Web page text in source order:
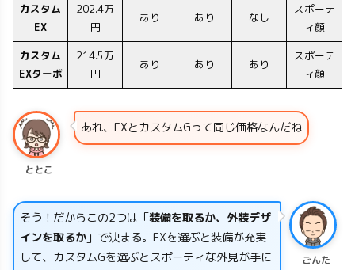
カスタム
EX
202.4万
円
あり あり なし
スポーテ
ィ顔
カスタム
EXターボ
214.5万
円
あり あり あり
スポーテ
ィ顔
ととこ
あれ、EXとカスタムGって同じ価格なんだね
ごんた
そう！だからこの2つは「装備を取るか、外装デザ
インを取るか 」で決まる。EXを選ぶと装備が充実
して、カスタムGを選ぶとスポーティな外見が手に